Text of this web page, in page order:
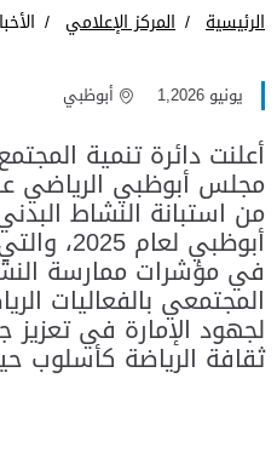
الرئيسية المركز الإعلامي
يونيو 1,2026 أبوظبي
أعلنت دائرة تنمية
مجلس أبوظبي الرياضي عن
من استبانة النشاط
أبوظبي
في مؤشرات ممارسة
المجتمعي بالفعاليات
لجهود الإمارة في تعزيز
ثقافة الرياضة كأسلوب